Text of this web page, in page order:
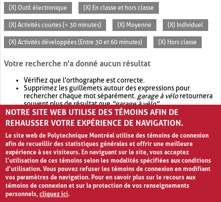
(X) Outil électronique (X) En classe et hors classe
(X) Activités courtes (< 30 minutes) (X) Moyenne (X) Individuel
(X) Activités développées (Entre 30 et 60 minutes) (X) Hors classe
Votre recherche n'a donné aucun résultat
Vérifiez que l'orthographe est correcte.
Supprimez les guillemets autour des expressions pour
rechercher chaque mot séparément. garage à véloretournera
souvent plus de résultat que"garage à vélo".
Envisagez d'élargir votre recherche avec OR.garage OR vélo
retournera souvent plus de résultat quegarage à vélo
NOTRE SITE WEB UTILISE DES TÉMOINS AFIN DE
REHAUSSER VOTRE EXPÉRIENCE DE NAVIGATION.
Le site web de Polytechnique Montréal utilise des témoins de connexion
afin de recueillir des statistiques générales et offrir une meilleure
expérience à ses visiteurs. En naviguant sur le site, vous acceptez
l’utilisation de ces témoins selon les modalités spécifiées aux conditions
d’utilisation. Vous pouvez refuser les témoins de connexion en modifiant
vos paramètres de navigation. Pour en savoir plus sur le recours aux
témoins de connexion et sur la protection de vos renseignements
personnels,cliquez ici.